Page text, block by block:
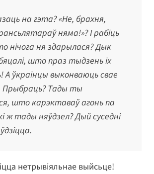
на гэта? «Не, брахня,
няма!»? І рабіць
нічога ня здарылася? Дык
што праз тыдзень іх
А ўкраінцы выконваюць свае
Прыбраць? Тады ты
што карэктаваў агонь па
ж тады няўдзел? Дый суседні
нетрывіяльнае выйсьце!